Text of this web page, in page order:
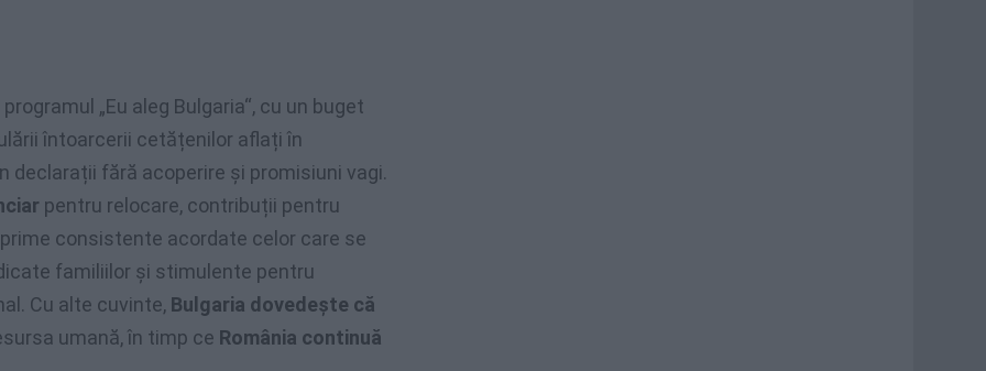
„Eu aleg Bulgaria“, cu un buget
întoarcerii cetățenilor aflați în
declarații fără acoperire și promisiuni vagi.
pentru relocare, contribuții pentru
consistente acordate celor care se
familiilor și stimulente pentru
Cu alte cuvinte, Bulgaria dovedește că
umană, în timp ce România continuă